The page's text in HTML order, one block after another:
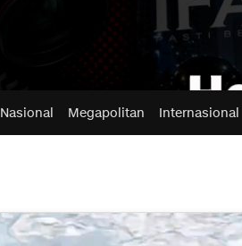
Nasional Megapolitan Internasional